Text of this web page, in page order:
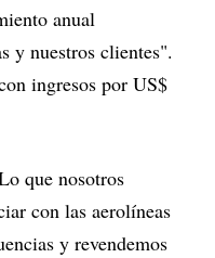
anual
y nuestros clientes".
ingresos por US$
que nosotros
con las aerolíneas
y revendemos